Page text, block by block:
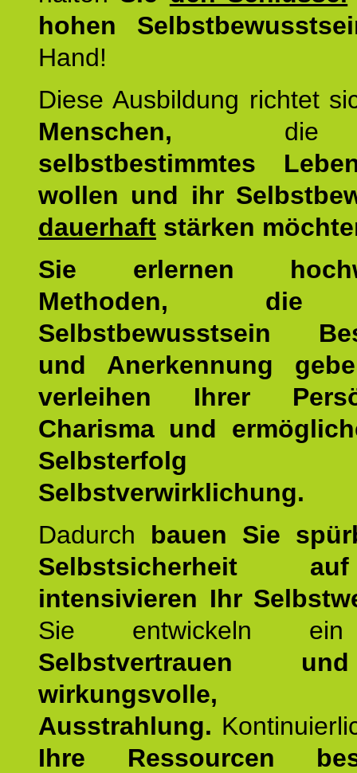
hohen
Hand!
Diese Ausbildung richtet
Menschen,
selbstbestimmtes
wollen und ihr
dauerhaft stärken
Sie erlernen
Methoden, die
Selbstbewusstsein
und Anerkennung
verleihen Ihrer
Charisma und
Selbstverwirklichung.
Dadurch bauen Sie
Selbstsicherheit
intensivieren Ihr
Sie entwickeln ein
Selbstvertrauen
wirkungsvolle,
Ausstrahlung.
Ihre Ressourcen